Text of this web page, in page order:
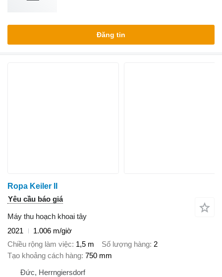
Đăng tin
Ropa Keiler II
Yêu cầu báo giá
Máy thu hoạch khoai tây
2021
1.006 m/giờ
Chiều rộng làm việc 1,5 m Số lượng hàng 2
Tạo khoảng cách hàng 750 mm
Đức, Herrngiersdorf